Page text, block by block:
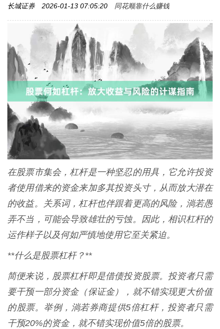
长城证券 2026-01-13 07:05:20 同花顺靠什么赚钱
在股票市集会，杠杆是一种坚忍的用具，它允许投资
者使用借来的资金来加多其投资头寸，从而放大潜在
的收益。关系词，杠杆也伴跟着更高的风险，淌若愚
弄不当，可能会导致雄壮的亏蚀。因此，相识杠杆的
运作样子以及何如严慎地使用它至关紧迫。
**什么是股票杠杆？**
简便来说，股票杠杆即是借债投资股票。投资者只需
要干预一部分资金（保证金），就不错实现更大价值
的股票。举例，淌若券商提供5倍杠杆，投资者只需
干预20%的资金，就不错实现价值5倍的股票。